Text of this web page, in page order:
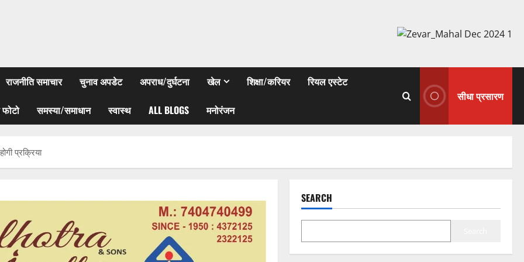
राजनीति समाचार चुनाव अपडेट अपराध/दुर्घटना खेल शिक्षा/करियर रियल एस्टेट
समस्या/समाधान स्वास्थ ALL BLOGS मनोरंजन
सीधा प्रसारण
प्रक्रिया
SEARCH